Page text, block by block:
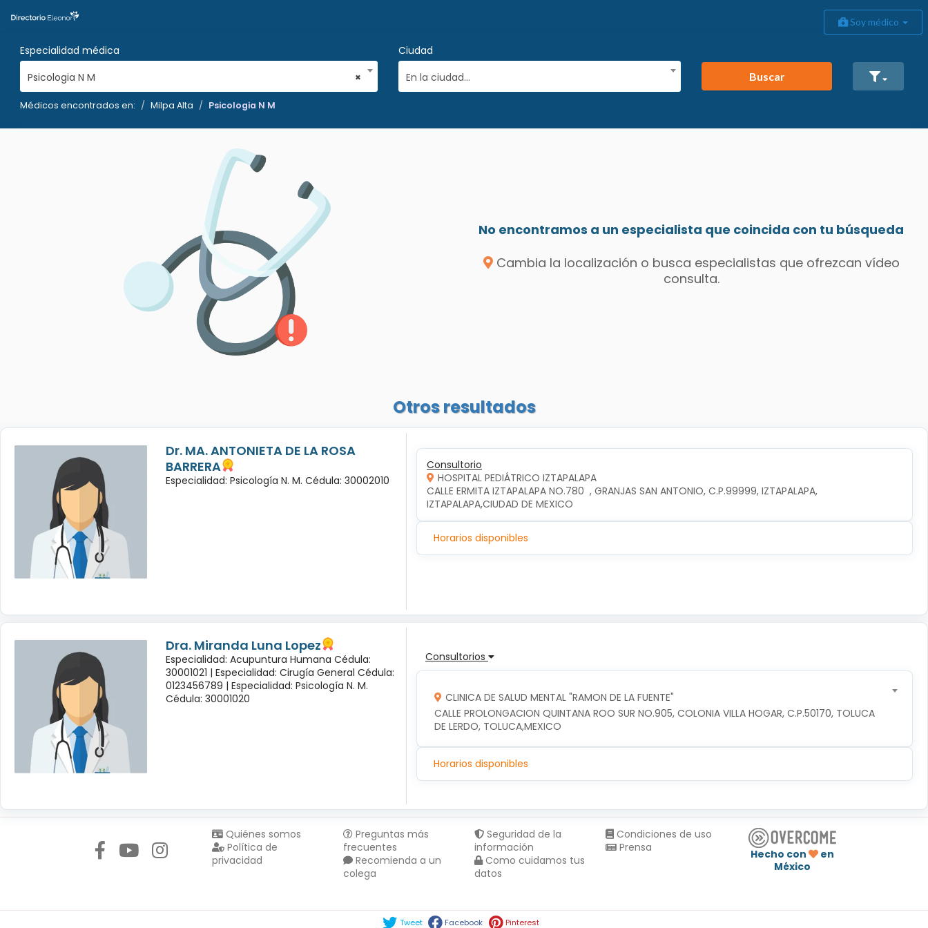
Soy médico
Especialidad médica
×
Psicologia N M
Ciudad
En la ciudad...
Buscar
Médicos encontrados en: Milpa Alta Psicologia N M
No encontramos a un especialista que coincida con tu búsqueda
Cambia la localización o busca especialistas que ofrezcan vídeo
consulta.
Otros resultados
Dr. MA. ANTONIETA DE LA ROSA
BARRERA
Especialidad: Psicología N. M. Cédula: 30002010
Consultorio
HOSPITAL PEDIÁTRICO IZTAPALAPA
CALLE ERMITA IZTAPALAPA NO.780  , GRANJAS SAN ANTONIO, C.P.99999, IZTAPALAPA,
IZTAPALAPA,CIUDAD DE MEXICO
Horarios disponibles
Dra. Miranda Luna Lopez
Especialidad: Acupuntura Humana Cédula:
30001021 | Especialidad: Cirugía General Cédula:
0123456789 | Especialidad: Psicología N. M.
Cédula: 30001020
Consultorios
CLINICA DE SALUD MENTAL "RAMON DE LA FUENTE"
CALLE PROLONGACION QUINTANA ROO SUR NO.905, COLONIA VILLA HOGAR, C.P.50170, TOLUCA
DE LERDO, TOLUCA,MEXICO
Horarios disponibles
Quiénes somos
Política de
privacidad
Preguntas más
frecuentes
Recomienda a un
colega
Seguridad de la
información
Como cuidamos tus
datos
Condiciones de uso
Prensa
Hecho con
en
México
Tweet Facebook Pinterest